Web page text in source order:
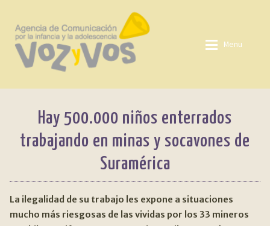
la
navegación
al
contenido
Menu
Lineas de acción
Mediateca
LINEAS DE ACCIÓN
FUENTES
Hay 500.000 niños enterrados
trabajando en minas y socavones de
Suramérica
La ilegalidad de su trabajo les expone a situaciones
mucho más riesgosas de las vividas por los 33 mineros